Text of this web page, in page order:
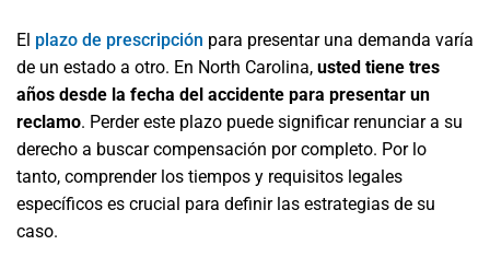
El plazo de prescripción para presentar una demanda varía
de un estado a otro. En North Carolina, usted tiene tres
años desde la fecha del accidente para presentar un
reclamo. Perder este plazo puede significar renunciar a su
derecho a buscar compensación por completo. Por lo
tanto, comprender los tiempos y requisitos legales
específicos es crucial para definir las estrategias de su
caso.